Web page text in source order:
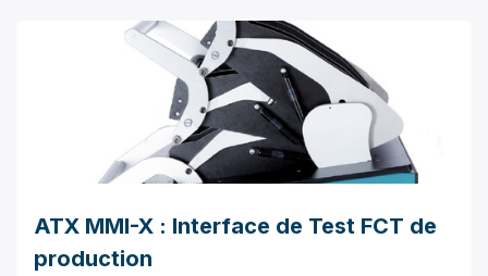
ATX MMI-X : Interface de Test FCT de
production